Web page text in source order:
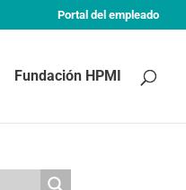
Portal del empleado
Fundación HPMI